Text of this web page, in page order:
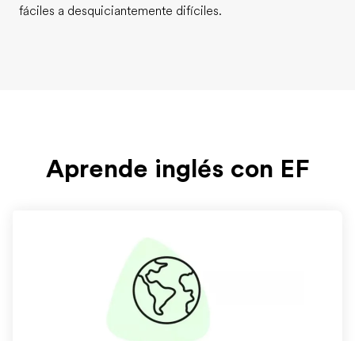
fáciles a desquiciantemente difíciles.
Aprende inglés con EF